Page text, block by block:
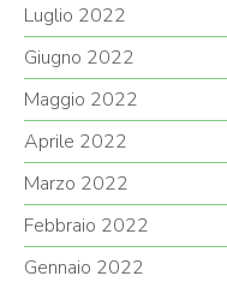
Luglio 2022
Giugno 2022
Maggio 2022
Aprile 2022
Marzo 2022
Febbraio 2022
Gennaio 2022